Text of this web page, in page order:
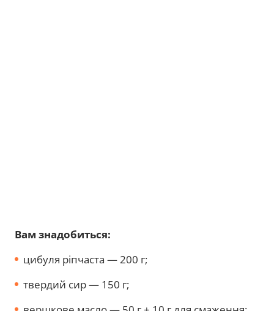
Вам знадобиться:
цибуля ріпчаста — 200 г;
твердий сир — 150 г;